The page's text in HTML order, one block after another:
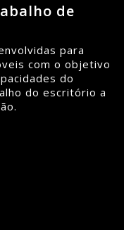
de
para
com o objetivo
do
do escritório a